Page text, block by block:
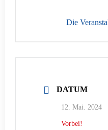
Die
DATUM
12. Mai. 2024
Vorbei!